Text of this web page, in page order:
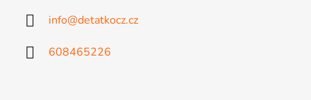
info@detatkocz.cz
608465226